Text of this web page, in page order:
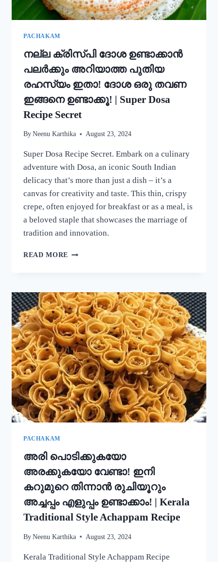
കറി
റെഡി!!
CURRY
RECIPE
PACHAKAM
നല്ല ക്രിസ്‌പി ദോശ ഉണ്ടാക്കാൻ
പലർക്കും അറിയാത്ത പുതിയ
രഹസ്യം ഇതാ! ദോശ ഒരു തവണ
ഇങ്ങനെ ഉണ്ടാക്കൂ! | Super Dosa
Recipe Secret
By Neenu Karthika August 23, 2024
Super Dosa Recipe Secret. Embark on a culinary
adventure with Dosa, an iconic South Indian
delicacy that’s more than just a dish – it’s a
canvas for creativity and taste. This thin, crispy
crepe, often enjoyed for breakfast or as a meal, is
a beloved staple that showcases the marriage of
tradition and innovation.
READ MORE നല്ല
പലർക്കും
അറിയാത്ത
പുതിയ
രഹസ്യം
ഇതാ!
ദോശ
ഒരു
തവണ
ഇങ്ങനെ
ഉണ്ടാക്കൂ!
|
SUPER
DOSA
PACHAKAM
അരി പൊടിക്കുകയോ
അരക്കുകയോ വേണ്ടാ! ഇനി
കറുമുറെ തിന്നാൻ രുചിയൂറും
അച്ചപ്പം എളുപ്പം ഉണ്ടാക്കാം! | Kerala
Traditional Style Achappam Recipe
By Neenu Karthika August 23, 2024
Kerala Traditional Style Achappam Recipe